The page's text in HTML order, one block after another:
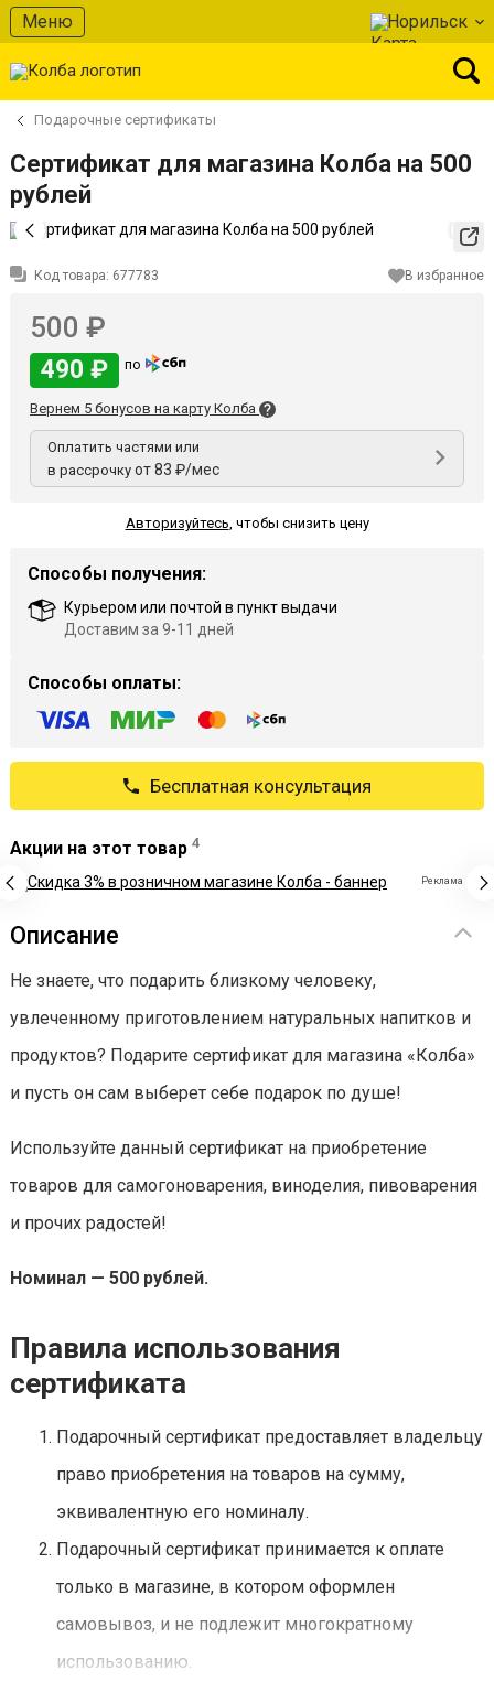
Меню Норильск
Подарочные сертификаты
Сертификат для магазина Колба на 500
рублей
Код товара: 677783 В избранное
500 ₽
490 ₽ по
Вернем 5 бонусов на карту Колба
Оплатить частями или
в рассрочку от 83 ₽/мес
Авторизуйтесь, чтобы снизить цену
Способы получения:
Курьером или почтой в пункт выдачи
Доставим за 9-11 дней
Способы оплаты:
Бесплатная консультация
Акции на этот товар 4
Реклама
Описание
Не знаете, что подарить близкому человеку,
увлеченному приготовлением натуральных напитков и
продуктов? Подарите сертификат для магазина «Колба»
и пусть он сам выберет себе подарок по душе!
Используйте данный сертификат на приобретение
товаров для самогоноварения, виноделия, пивоварения
и прочих радостей!
Номинал — 500 рублей.
Правила использования
сертификата
Подарочный сертификат предоставляет владельцу
право приобретения на товаров на сумму,
эквивалентную его номиналу.
Подарочный сертификат принимается к оплате
только в магазине, в котором оформлен
самовывоз, и не подлежит многократному
использованию.